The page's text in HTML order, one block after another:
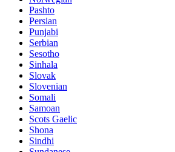
Pashto
Persian
Punjabi
Serbian
Sesotho
Sinhala
Slovak
Slovenian
Somali
Samoan
Scots Gaelic
Shona
Sindhi